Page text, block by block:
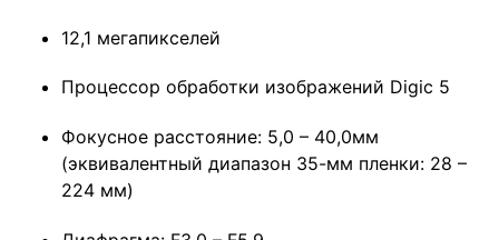
12,1 мегапикселей
Процессор обработки изображений Digic 5
Фокусное расстояние: 5,0 – 40,0мм
(эквивалентный диапазон 35-мм пленки: 28 –
224 мм)